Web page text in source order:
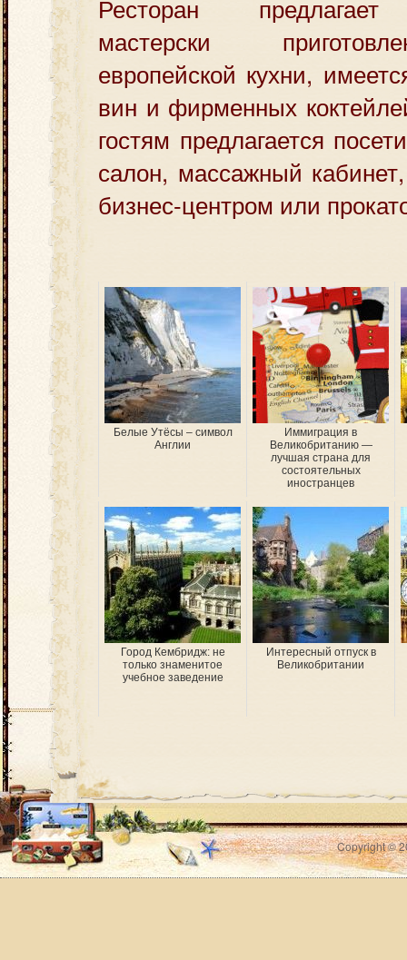
Ресторан
мастерски
европейской кухни,
вин и фирменных
гостям предлагается
салон, массажный
бизнес-центром или
Белые Утёсы – символ
Англии
Иммиграция в
Великобританию —
лучшая страна для
состоятельных
иностранцев
Город Кембридж: не
только знаменитое
учебное заведение
Интересный отпуск в
Великобритании
Copyright ©